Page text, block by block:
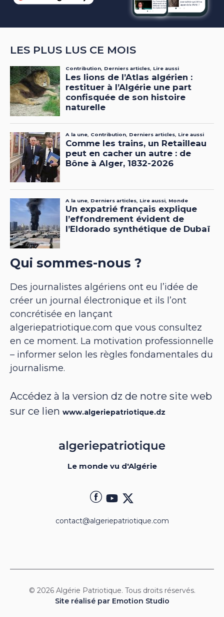
LES PLUS LUS CE MOIS
Qui sommes-nous ?
Des journalistes algériens ont eu l’idée de
créer un journal électronique et ils l’ont
concrétisée en lançant
algeriepatriotique.com que vous consultez
en ce moment. La motivation professionnelle
– informer selon les règles fondamentales du
journalisme.
Accédez à la version dz de notre site web
sur ce lien www.algeriepatriotique.dz
Le monde vu d'Algérie
contact@algeriepatriotique.com
© 2026 Algérie Patriotique. Tous droits réservés.
Site réalisé par Emotion Studio